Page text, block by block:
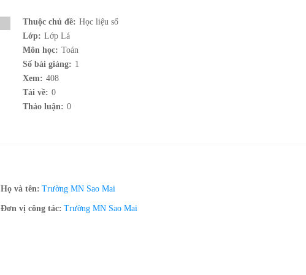
Thuộc chủ đề: Học liệu số
Lớp: Lớp Lá
Môn học: Toán
Số bài giảng: 1
Xem: 408
Tải về: 0
Thảo luận: 0
Họ và tên: Trường MN Sao Mai
Đơn vị công tác: Trường MN Sao Mai